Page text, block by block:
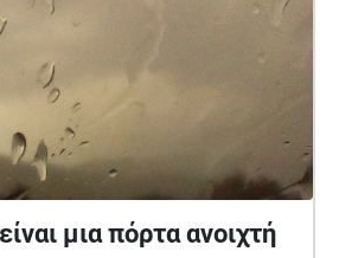
μια πόρτα ανοιχτή